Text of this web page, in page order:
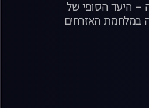
– היעד הסופי של
במלחמת האזרחים